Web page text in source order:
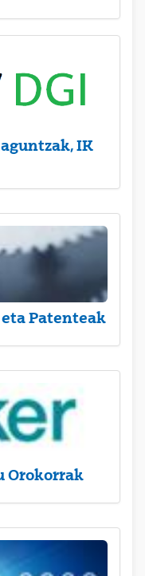
IK
Patenteak
Orokorrak